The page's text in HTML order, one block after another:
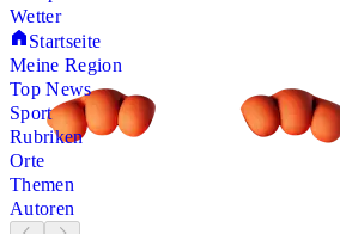
Wetter
Startseite
Meine Region
Top News
Sport
Rubriken
Orte
Themen
Autoren